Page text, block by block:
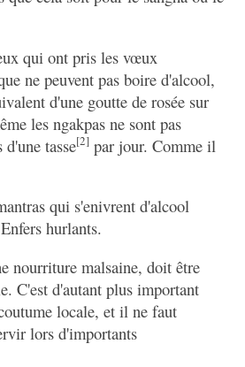
qui ont pris les vœux
ne peuvent pas boire d'alcool,
d'une goutte de rosée sur
les ngakpas ne sont pas
tasse[2] par jour. Comme il
qui s'enivrent d'alcool
hurlants.
nourriture malsaine, doit être
C'est d'autant plus important
locale, et il ne faut
lors d'importants